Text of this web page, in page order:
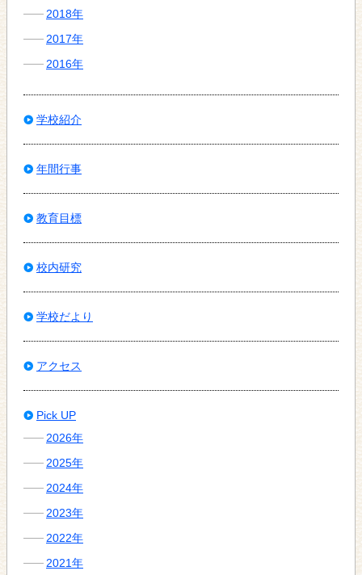
2018年
2017年
2016年
学校紹介
年間行事
教育目標
校内研究
学校だより
アクセス
Pick UP
2026年
2025年
2024年
2023年
2022年
2021年